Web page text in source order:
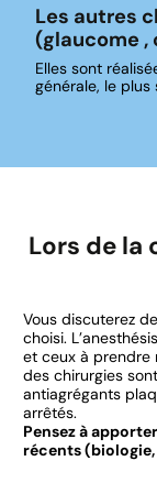
Les autres
(glaucome ,
Elles sont
générale, le plus
Lors de la
Vous discuterez
choisi.
et ceux à prendre
des chirurgies
antiagrégants
arrêtés.
Pensez à
récents